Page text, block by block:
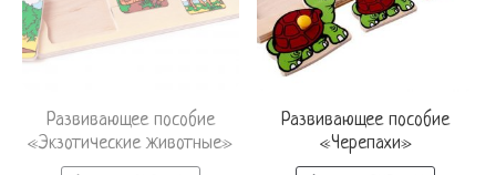
Развивающее пособие
«Экзотические животные»
Развивающее пособие
«Черепахи»